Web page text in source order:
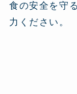
食の安全を守
力ください。